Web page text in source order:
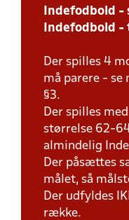
Indefodbold -
Indefodbold
Der spilles 4
må parere - se
§3.
Der spilles
størrelse 62-
almindelig
Der påsættes
målet, så
Der udfyldes
række.